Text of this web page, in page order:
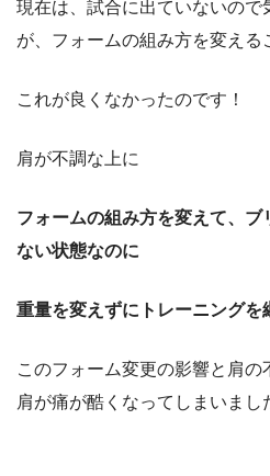
現在は、試合に出ていないので
が、フォームの組み方を変える
これが良くなかったのです！
肩が不調な上に
フォームの組み方を変えて、
ない状態なのに
重量を変えずにトレーニングを
このフォーム変更の影響と肩の
肩が痛が酷くなってしまいまし